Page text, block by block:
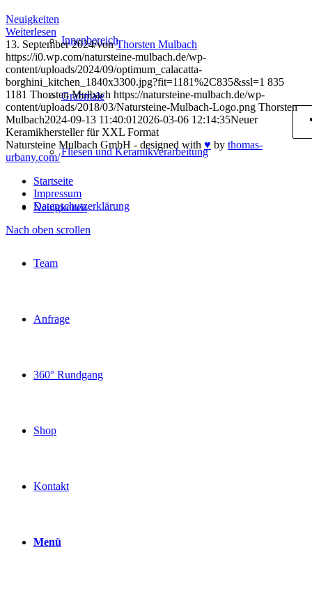
Innenbereich
Grabmale
Fliesen und Keramikverarbeitung
Neuigkeiten
Team
Anfrage
360° Rundgang
Shop
Kontakt
Menü
Neuigkeiten
Weiterlesen
13. September 2024/vonThorsten Mulbach
https://i0.wp.com/natursteine-mulbach.de/wp-
content/uploads/2024/09/optimum_calacatta-
borghini_kitchen_1840x3300.jpg?fit=1181%2C835&ssl=1 835
1181 Thorsten Mulbach https://natursteine-mulbach.de/wp-
content/uploads/2018/03/Natursteine-Mulbach-Logo.png Thorsten
Mulbach2024-09-13 11:40:01 2026-03-06 12:14:35Neuer
Keramikhersteller für XXL Format
Natursteine Mulbach GmbH - designed with ♥ by thomas-
urbany.com/
Startseite
Impressum
Datenschutzerklärung
Nach oben scrollen